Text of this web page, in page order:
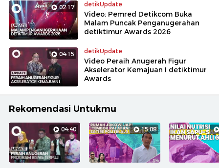
02:17 detikUpdate
Video: Pemred Detikcom Buka
Malam Puncak Penganugerahan
detiktimur Awards 2026
04:15 detikUpdate
Video Peraih Anugerah Figur
Akselerator Kemajuan I detiktimur
Awards
Rekomendasi Untukmu
04:40 15:08